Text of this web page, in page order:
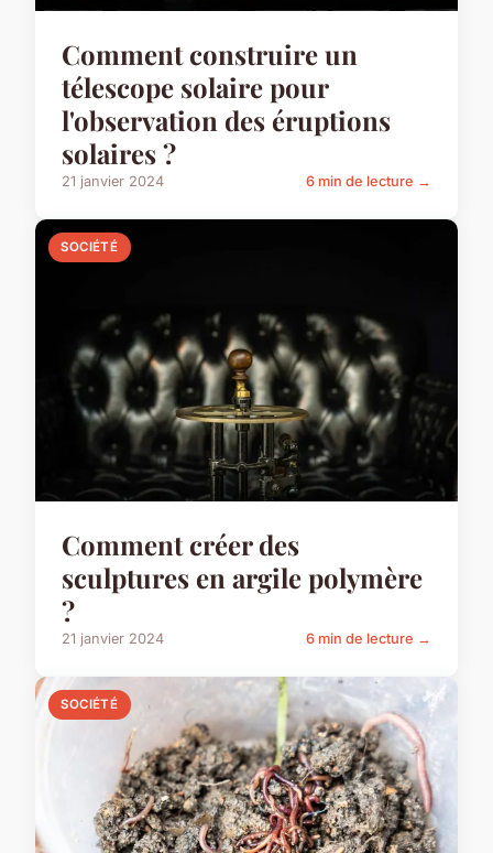
Comment construire un
télescope solaire pour
l'observation des éruptions
solaires ?
21 janvier 2024 6 min de lecture →
SOCIÉTÉ
Comment créer des
sculptures en argile polymère
?
21 janvier 2024 6 min de lecture →
SOCIÉTÉ